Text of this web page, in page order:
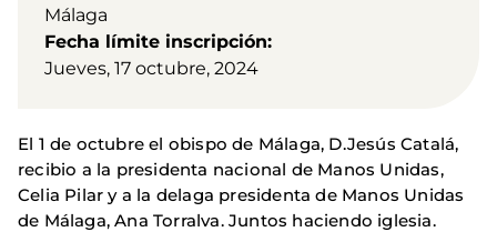
Málaga
Fecha límite inscripción
Jueves, 17 octubre, 2024
El 1 de octubre el obispo de Málaga, D.Jesús Catalá,
recibio a la presidenta nacional de Manos Unidas,
Celia Pilar y a la delaga presidenta de Manos Unidas
de Málaga, Ana Torralva. Juntos haciendo iglesia.